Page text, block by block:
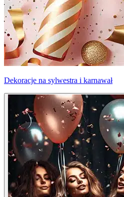
Dekoracje na sylwestra i karnawał